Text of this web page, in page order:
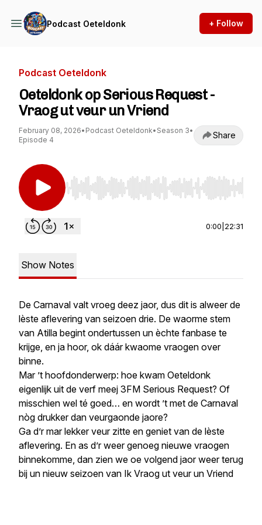
Podcast Oeteldonk + Follow
Podcast Oeteldonk
Oeteldonk op Serious Request -
Vraog ut veur un Vriend
February 08, 2026• Podcast Oeteldonk• Season 3•
Episode 4
Share
Use Left/Right to seek, Home/End to jump to
0:00 22:31
Show Notes
De Carnaval valt vroeg deez jaor, dus dit is alweer de
lèste aflevering van seizoen drie. De waorme stem
van Atilla begint ondertussen un èchte fanbase te
krijge, en ja hoor, ok dáár kwaome vraogen over
binne.
Mar ’t hoofdonderwerp: hoe kwam Oeteldonk
eigenlijk uit de verf meej 3FM Serious Request? Of
misschien wel té goed… en wordt ’t met de Carnaval
nòg drukker dan veurgaonde jaore?
Ga d’r mar lekker veur zitte en geniet van de lèste
aflevering. En as d’r weer genoeg nieuwe vraogen
binnekomme, dan zien we oe volgend jaor weer terug
bij un nieuw seizoen van Ik Vraog ut veur un Vriend